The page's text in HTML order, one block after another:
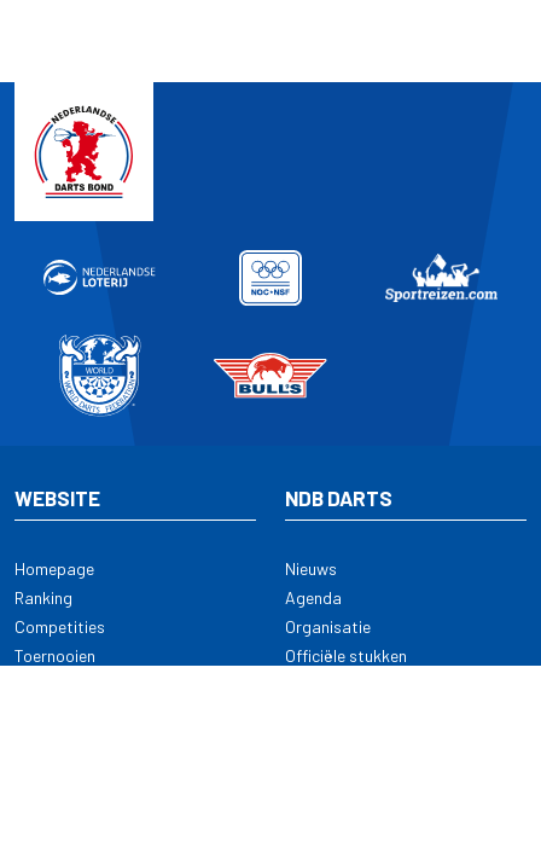
WEBSITE
Homepage
Ranking
Competities
Toernooien
NDB DARTS
Nieuws
Agenda
Organisatie
Officiële stukken